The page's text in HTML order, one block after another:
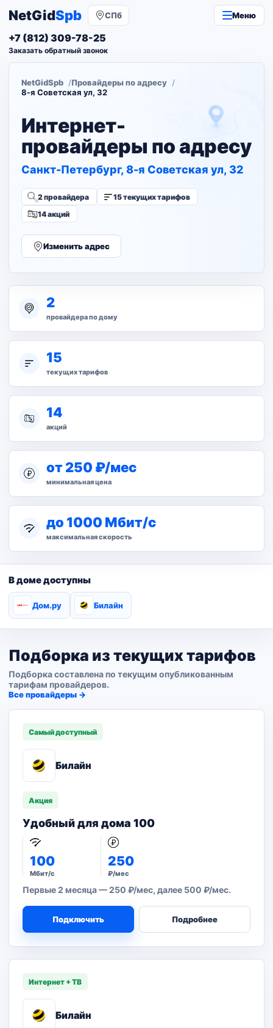
NetGidSpb СПб Меню
+7 (812) 309-78-25
Заказать обратный звонок
NetGidSpb
Провайдеры по адресу
8-я Советская ул, 32
Интернет-
провайдеры по адресу
Санкт-Петербург, 8-я Советская ул, 32
2 провайдера
15 текущих тарифов
14 акций
Изменить адрес
2
провайдера по дому
15
текущих тарифов
14
акций
от 250 ₽/мес
минимальная цена
до 1000 Мбит/с
максимальная скорость
В доме доступны
Дом.ру Билайн
Подборка из текущих тарифов
Подборка составлена по текущим опубликованным
тарифам провайдеров.
Все провайдеры →
Самый доступный
Билайн
Акция
Удобный для дома 100
100
Мбит/с
250
₽/мес
Первые 2 месяца — 250 ₽/мес, далее 500 ₽/мес.
Подключить Подробнее
Интернет + ТВ
Билайн